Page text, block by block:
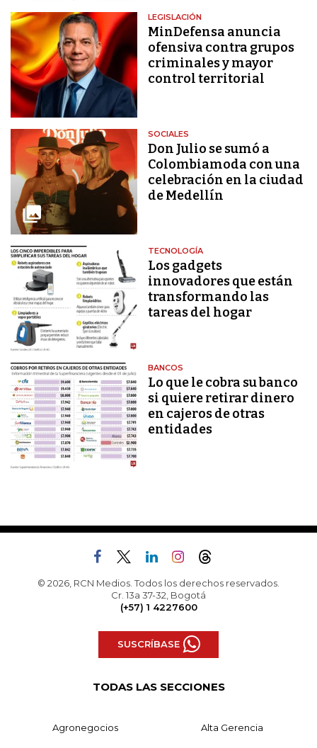
LEGISLACIÓN
MinDefensa anuncia
ofensiva contra grupos
criminales y mayor
control territorial
SOCIALES
Don Julio se sumó a
Colombiamoda con una
celebración en la ciudad
de Medellín
TECNOLOGÍA
Los gadgets
innovadores que están
transformando las
tareas del hogar
BANCOS
Lo que le cobra su banco
si quiere retirar dinero
en cajeros de otras
entidades
© 2026, RCN Medios. Todos los derechos reservados.
Cr. 13a 37-32, Bogotá
(+57) 1 4227600
SUSCRÍBASE
TODAS LAS SECCIONES
Agronegocios Alta Gerencia